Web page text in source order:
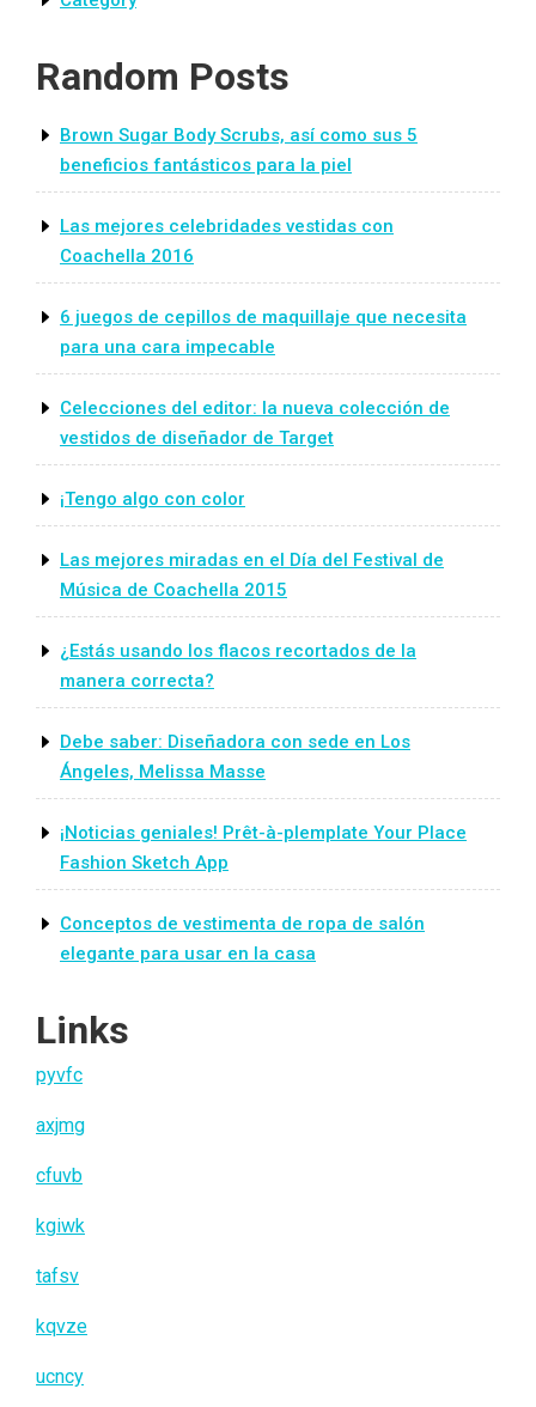
Random Posts
Brown Sugar Body Scrubs, así como sus 5
beneficios fantásticos para la piel
Las mejores celebridades vestidas con
Coachella 2016
6 juegos de cepillos de maquillaje que necesita
para una cara impecable
Celecciones del editor: la nueva colección de
vestidos de diseñador de Target
¡Tengo algo con color
Las mejores miradas en el Día del Festival de
Música de Coachella 2015
¿Estás usando los flacos recortados de la
manera correcta?
Debe saber: Diseñadora con sede en Los
Ángeles, Melissa Masse
¡Noticias geniales! Prêt-à-plemplate Your Place
Fashion Sketch App
Conceptos de vestimenta de ropa de salón
elegante para usar en la casa
Links
pyvfc
axjmg
cfuvb
kgiwk
tafsv
kqvze
ucncy